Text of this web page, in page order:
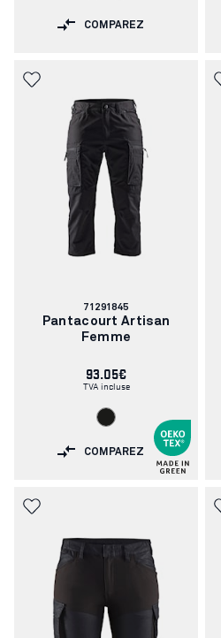
COMPAREZ
Numéro
d'article:
71291845
Pantacourt Artisan
Femme
93.05€
TVA incluse
COMPAREZ